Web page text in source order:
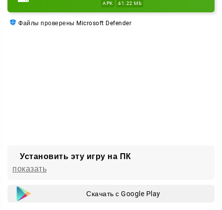
APK 41.22 Mb
Файлы проверены Microsoft Defender
Установить эту игру на ПК
показать
Скачать с Google Play